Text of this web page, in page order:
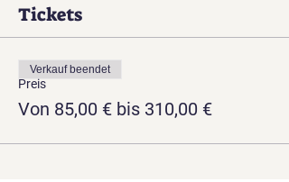
Tickets
Preis
Von 85,00 € bis 310,00 €
Verkauf beendet